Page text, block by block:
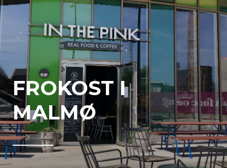
FROKOST I
MALMØ